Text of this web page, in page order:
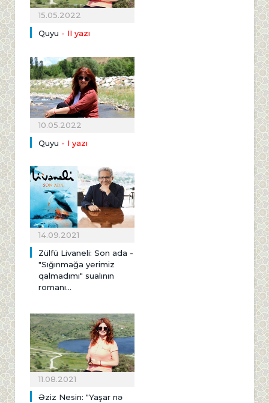
15.05.2022
Quyu - II yazı
10.05.2022
Quyu - I yazı
14.09.2021
Zülfü Livaneli: Son ada -
"Sığınmağa yerimiz
qalmadımı" sualının
romanı...
11.08.2021
Əziz Nesin: "Yaşar nə